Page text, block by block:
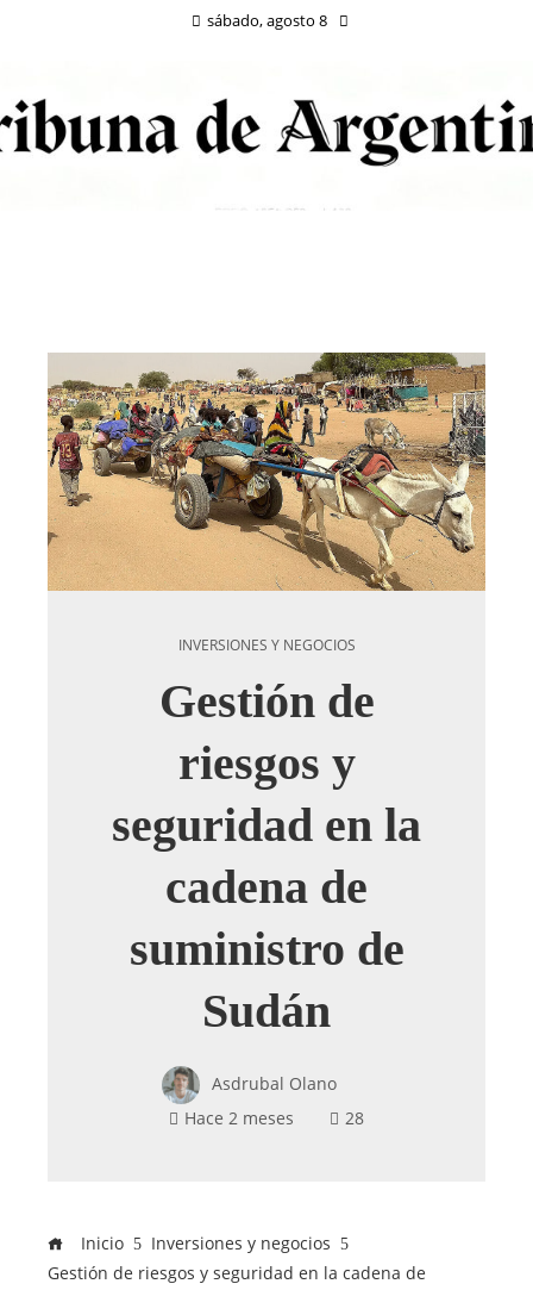
sábado, agosto 8
INVERSIONES Y NEGOCIOS
Gestión de
riesgos y
seguridad en la
cadena de
suministro de
Sudán
Asdrubal Olano
Hace 2 meses
28
Inicio
Inversiones y negocios
Gestión de riesgos y seguridad en la cadena de